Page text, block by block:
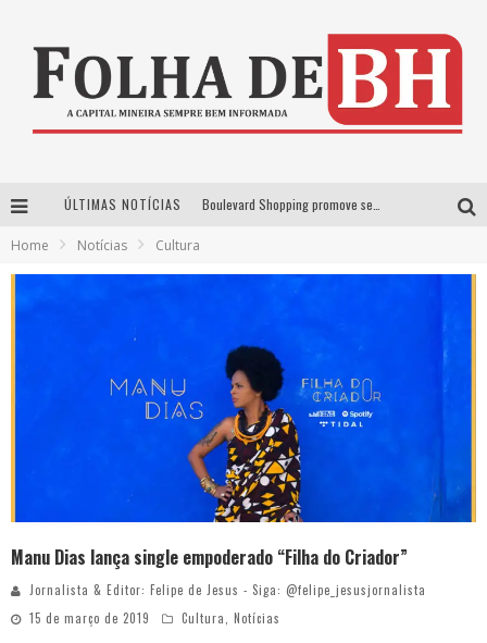
ÚLTIMAS NOTÍCIAS
Home Notícias Cultura
Manu Dias lança single empoderado “Filha do Criador”
Jornalista & Editor: Felipe de Jesus - Siga: @felipe_jesusjornalista
15 de março de 2019
Cultura, Notícias